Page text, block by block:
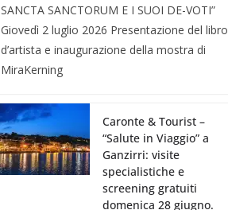
SANCTA SANCTORUM E I SUOI DE-VOTI”
Giovedì 2 luglio 2026 Presentazione del libro
d’artista e inaugurazione della mostra di
MiraKerning
Caronte & Tourist –
“Salute in Viaggio” a
Ganzirri: visite
specialistiche e
screening gratuiti
domenica 28 giugno.